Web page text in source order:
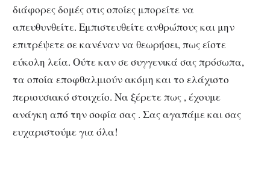
διάφορες δομές στις οποίες μπορείτε να
απευθυνθείτε. Εμπιστευθείτε ανθρώπους και μην
επιτρέψετε σε κανέναν να θεωρήσει, πως είστε
εύκολη λεία. Ούτε καν σε συγγενικά σας πρόσωπα,
τα οποία εποφθαλμιούν ακόμη και το ελάχιστο
περιουσιακό στοιχείο. Να ξέρετε πως , έχουμε
ανάγκη από την σοφία σας . Σας αγαπάμε και σας
ευχαριστούμε για όλα!